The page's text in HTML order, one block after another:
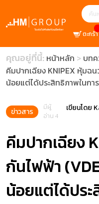
ตะกร้า
คุณอยู่ที่นี้: หน้าหลัก
บทค
คีมปากเฉียง KNIPEX หุ้มฉ
น้อยแต่ได้ประสิทธิภาพในกา
ข่าวสาร
มีผู้
อ่าน 4
เขียนโดย
คีมปากเฉียง
กันไฟฟ้า
น้อยแต่ได้ปร